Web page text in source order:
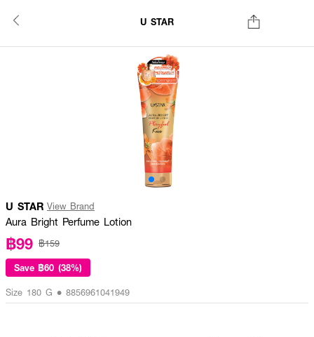
U STAR
U STAR View Brand
Aura Bright Perfume Lotion
฿99 ฿159
Save ฿60 (38%)
Size 180 G • 8856961041949